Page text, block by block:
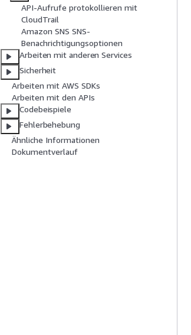
API-Aufrufe protokollieren mit
CloudTrail
Amazon SNS SNS-
Benachrichtigungsoptionen
Arbeiten mit anderen Services
Sicherheit
Arbeiten mit AWS SDKs
Arbeiten mit den APIs
Codebeispiele
Fehlerbehebung
Ähnliche Informationen
Dokumentverlauf